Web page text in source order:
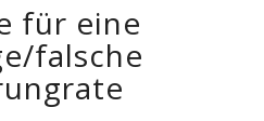
für eine
falsche